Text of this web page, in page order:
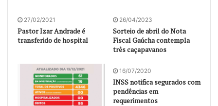
27/02/2021
Pastor Izar Andrade é
transferido de hospital
26/04/2023
Sorteio de abril do Nota
Fiscal Gaúcha contempla
três caçapavanos
16/07/2020
INSS notifica segurados com
pendências em
requerimentos